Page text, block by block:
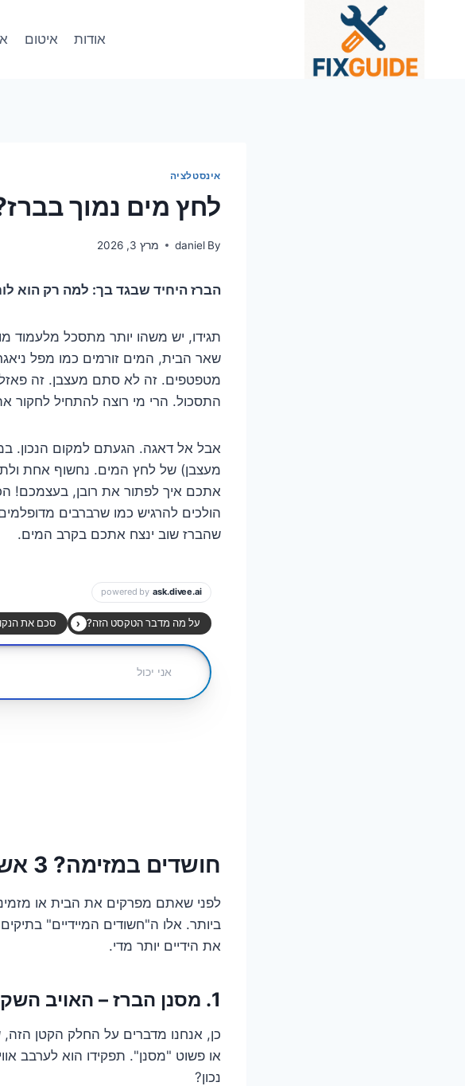
אודות איטום
אינסטלציה
לחץ מים נמוך
By
daniel מרץ 3, 2026
הברז היחיד שבגד בך: למה רק הוא
תגידו, יש משהו יותר מתסכל
שאר הבית, המים זורמים כמו מפל
מטפטפים. זה לא סתם מעצבן. זה פאזל
התסכול. הרי מי רוצה להתחיל לחקור
אבל אל דאגה. הגעתם למקום הנכון.
מעצבן) של לחץ המים. נחשוף אחת
אתכם איך לפתור את רובן, בעצמכם!
הולכים להרגיש כמו שרברבים
שהברז שוב ינצח אתכם בקרב המים.
חושדים במזימה? 3 אשמים עיקריים שכדאי לבדוק קודם
לפני שאתם מפרקים את הבית או
ביותר. אלו ה"חשודים המיידיים"
את הידיים יותר מדי.
1. מסנן הברז – האויב השקט
כן, אנחנו מדברים על החלק הקטן
או פשוט "מסנן". תפקידו הוא לערבב
נכון?